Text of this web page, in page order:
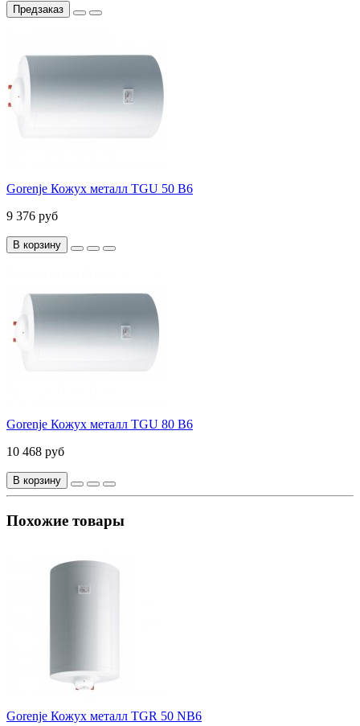
Предзаказ
Gorenje Кожух металл TGU 50 B6
9 376 руб
В корзину
Gorenje Кожух металл TGU 80 B6
10 468 руб
В корзину
Похожие товары
Gorenje Кожух металл TGR 50 NB6